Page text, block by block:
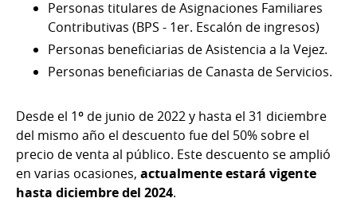
Personas titulares de Asignaciones Familiares
Contributivas (BPS - 1er. Escalón de ingresos)
Personas beneficiarias de Asistencia a la Vejez.
Personas beneficiarias de Canasta de Servicios.
Desde el 1º de junio de 2022 y hasta el 31 diciembre
del mismo año el descuento fue del 50% sobre el
precio de venta al público. Este descuento se amplió
en varias ocasiones, actualmente estará vigente
hasta diciembre del 2024.